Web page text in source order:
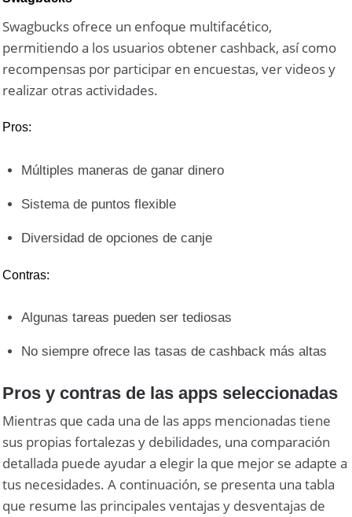
Swagbucks ofrece un enfoque multifacético,
permitiendo a los usuarios obtener cashback, así como
recompensas por participar en encuestas, ver videos y
realizar otras actividades.
Pros:
Múltiples maneras de ganar dinero
Sistema de puntos flexible
Diversidad de opciones de canje
Contras:
Algunas tareas pueden ser tediosas
No siempre ofrece las tasas de cashback más altas
Pros y contras de las apps seleccionadas
Mientras que cada una de las apps mencionadas tiene
sus propias fortalezas y debilidades, una comparación
detallada puede ayudar a elegir la que mejor se adapte a
tus necesidades. A continuación, se presenta una tabla
que resume las principales ventajas y desventajas de